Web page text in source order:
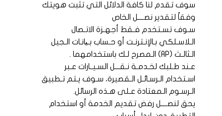
سوف تقدم لنا كافة الدلائل التي تثبت هويتك
وفقاً لتقدير نصــــل الخاص
سـوف تسـتخدم فـقط أجهـزة الاتـصال
الـلاسـلكي بـالإنـترنـت أو حـساب بـیانـات الـجيل
الـثالـث (AP) الـمصرح لـك باستخدامهما .
عـند طـلبك لخـدمـة نـقـــل السـيــارات عـبر
اسـتخدام الـرسـائـل الـقصيرة، سـوف يـتم تـطبيق
الـرسـوم الـمعتادة عـلى هـذه الرسائل.
يحق لنصــــل رفض تقديم الخدمة أو استخدام